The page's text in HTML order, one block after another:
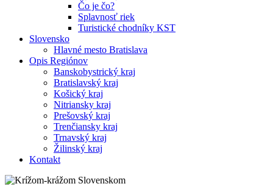
Čo je čo?
Splavnosť riek
Turistické chodníky KST
Slovensko
Hlavné mesto Bratislava
Opis Regiónov
Banskobystrický kraj
Bratislavský kraj
Košický kraj
Nitriansky kraj
Prešovský kraj
Trenčiansky kraj
Trnavský kraj
Žilinský kraj
Kontakt